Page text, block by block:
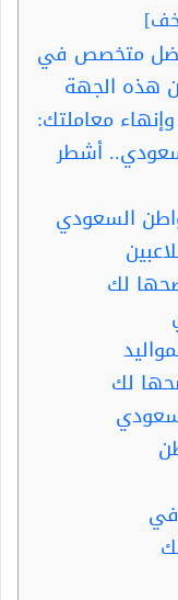
]
متخصص في
هذه الجهة
معاملتك:
أشطر
السعودي
لك
لك
في